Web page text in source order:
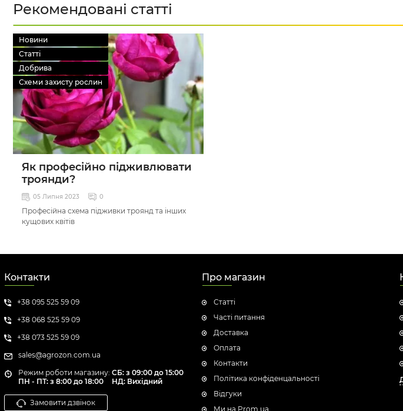
Рекомендовані статті
Новини
Статті
Добрива
Схеми захисту рослин
Як професійно підживлювати
троянди?
05 Липня 2023 0
Професійна схема підживки троянд та інших
кущових квітів
Контакти
+38 095 525 59 09
+38 068 525 59 09
+38 073 525 59 09
sales@agrozon.com.ua
Режим роботи магазину:
ПН - ПТ: з 8:00 до 18:00
СБ: з 09:00 до 15:00
НД: Вихідний
Замовити дзвінок
Про магазин
Статті
Часті питання
Доставка
Оплата
Контакти
Політика конфіденцальності
Відгуки
Ми на Prom.ua